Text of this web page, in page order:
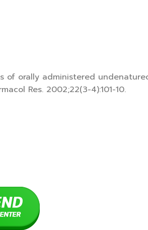
of orally administered
Res. 2002;22(3-4):101-10.